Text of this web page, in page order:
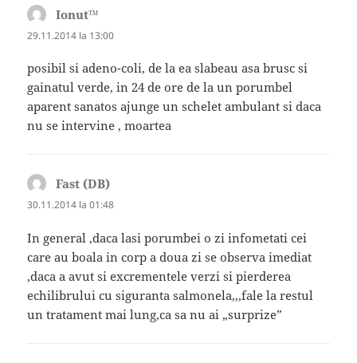
Ionut™
29.11.2014 la 13:00
posibil si adeno-coli, de la ea slabeau asa brusc si
gainatul verde, in 24 de ore de la un porumbel
aparent sanatos ajunge un schelet ambulant si daca
nu se intervine , moartea
Fast (DB)
30.11.2014 la 01:48
In general ,daca lasi porumbei o zi infometati cei
care au boala in corp a doua zi se observa imediat
,daca a avut si excrementele verzi si pierderea
echilibrului cu siguranta salmonela,,,fale la restul
un tratament mai lung,ca sa nu ai „surprize”